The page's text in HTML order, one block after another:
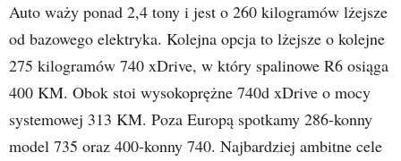
Auto waży ponad 2,4 tony i jest o 260 kilogramów lżejsze
od bazowego elektryka. Kolejna opcja to lżejsze o kolejne
275 kilogramów 740 xDrive, w który spalinowe R6 osiąga
400 KM. Obok stoi wysokoprężne 740d xDrive o mocy
systemowej 313 KM. Poza Europą spotkamy 286-konny
model 735 oraz 400-konny 740. Najbardziej ambitne cele